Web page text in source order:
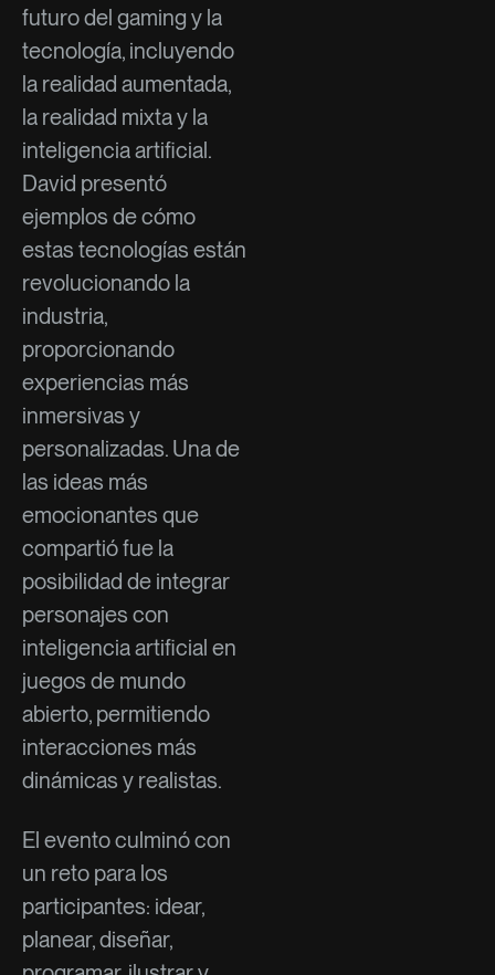
futuro del gaming y la
tecnología, incluyendo
la realidad aumentada,
la realidad mixta y la
inteligencia artificial.
David presentó
ejemplos de cómo
estas tecnologías están
revolucionando la
industria,
proporcionando
experiencias más
inmersivas y
personalizadas. Una de
las ideas más
emocionantes que
compartió fue la
posibilidad de integrar
personajes con
inteligencia artificial en
juegos de mundo
abierto, permitiendo
interacciones más
dinámicas y realistas.
El evento culminó con
un reto para los
participantes: idear,
planear, diseñar,